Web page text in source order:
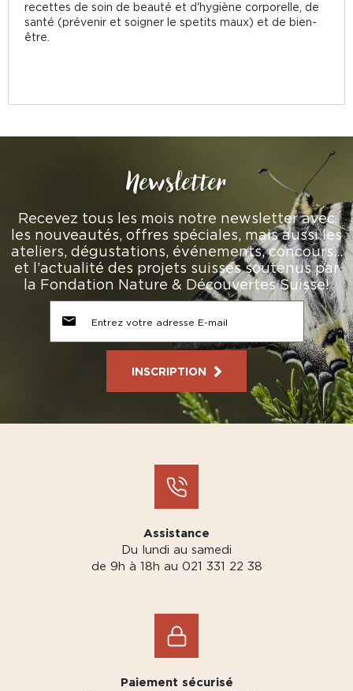
recettes de soin de beauté et d'hygiène corporelle, de
santé (prévenir et soigner le spetits maux) et de bien-
être.
Newsletter
Recevez tous les mois notre newsletter avec
les nouveautés, offres spéciales, mais aussi les
ateliers, dégustations, événements, concours…
et l’actualité des projets suisses soutenus par
la Fondation Nature & Découvertes Suisse!
INSCRIPTION
Assistance
Du lundi au samedi
de 9h à 18h au 021 331 22 38
Paiement sécurisé